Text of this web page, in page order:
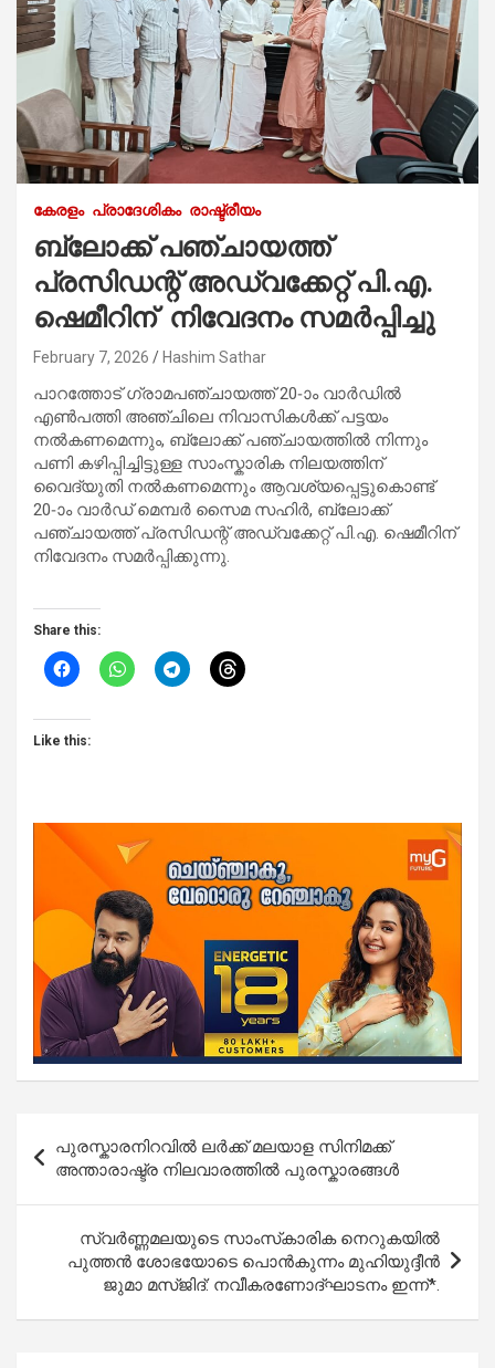
കേരളം പ്രാദേശികം രാഷ്ട്രീയം
ബ്ലോക്ക് പഞ്ചായത്ത്
പ്രസിഡന്റ് അഡ്വക്കേറ്റ് പി.എ.
ഷെമീറിന് നിവേദനം സമർപ്പിച്ചു
February 7, 2026 Hashim Sathar
പാറത്തോട് ഗ്രാമപഞ്ചായത്ത് 20-ാം വാർഡിൽ
എൺപത്തി അഞ്ചിലെ നിവാസികൾക്ക് പട്ടയം
നൽകണമെന്നും, ബ്ലോക്ക് പഞ്ചായത്തിൽ നിന്നും
പണി കഴിപ്പിച്ചിട്ടുള്ള സാംസ്കാരിക നിലയത്തിന്
വൈദ്യുതി നൽകണമെന്നും ആവശ്യപ്പെട്ടുകൊണ്ട്
20-ാം വാർഡ് മെമ്പർ സൈമ സഹിർ, ബ്ലോക്ക്
പഞ്ചായത്ത് പ്രസിഡന്റ് അഡ്വക്കേറ്റ് പി.എ. ഷെമീറിന്
നിവേദനം സമർപ്പിക്കുന്നു.
Share this:
Like this:
navigation
പുരസ്കാരനിറവിൽ ലർക്ക് മലയാള സിനിമക്ക്
അന്താരാഷ്ട്ര നിലവാരത്തിൽ പുരസ്കാരങ്ങൾ
സ്വർണ്ണമലയുടെ സാംസ്‌കാരിക നെറുകയിൽ
പുത്തൻ ശോഭയോടെ പൊൻകുന്നം മുഹിയുദ്ദീൻ
ജുമാ മസ്ജിദ്: നവീകരണോദ്ഘാടനം ഇന്ന്*.